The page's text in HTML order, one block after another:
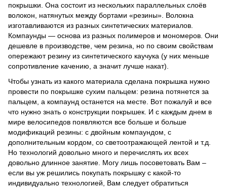
покрышки. Она состоит из нескольких параллельных слоёв
волокон, натянутых между бортами «резины». Волокна
изготавливаются из разных синтетических материалов.
Компаунды — основа из разных полимеров и мономеров. Они
дешевле в производстве, чем резина, но по своим свойствам
опережают резину из синтетического каучука (у них меньше
сопротивление качению, а значит лучше накат).
Чтобы узнать из какого материала сделана покрышка нужно
провести по покрышке сухим пальцем: резина потянется за
пальцем, а компаунд останется на месте. Вот пожалуй и все
что нужно знать о конструкции покрышек. И с каждым днем в
мире велосипедов появляются все больше и больше
модификаций резины: с двойным компаундом, с
дополнительным кордом, со светоотражающей лентой и т.д.
Но технологий довольно много и перечислять их всех
довольно длинное занятие. Могу лишь посоветовать Вам –
если вы уж решились покупать покрышку с какой-то
индивидуально технологией, Вам следует обратиться